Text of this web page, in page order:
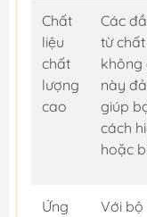
Chất
liệu
chất
lượng
cao
Các
từ
không
này
giúp
cách
hoặc
Ứng
Với bộ